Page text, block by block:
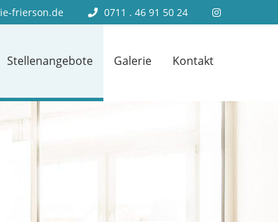
frierson.de 0711 . 46 91 50 24
Stellenangebote Galerie Kontakt